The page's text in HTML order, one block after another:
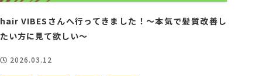
hair VIBESさんへ行ってきました！～本気で髪質改善し
たい方に見て欲しい～
2026.03.12